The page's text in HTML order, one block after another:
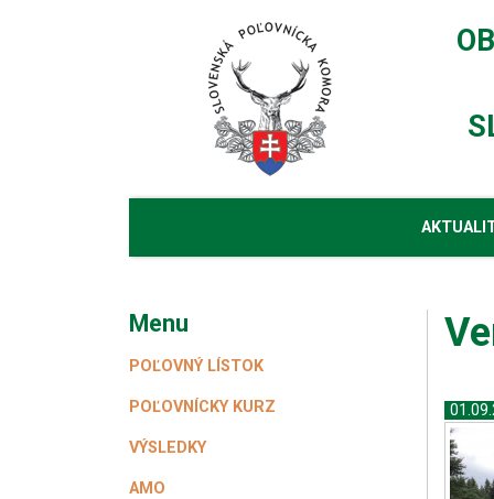
Menu
POĽOVNÝ LÍSTOK
POĽOVNÍCKY KURZ
VÝSLEDKY
AMO